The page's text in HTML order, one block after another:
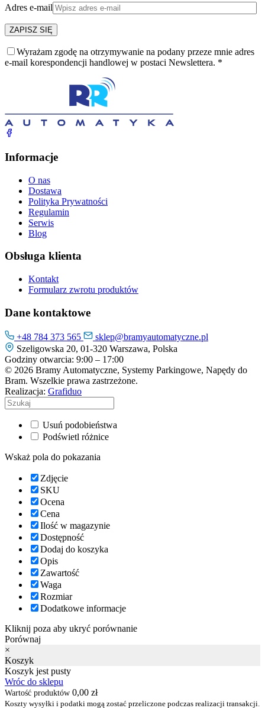
Adres e-mail
Wyrażam zgodę na otrzymywanie na podany przeze mnie adres
e-mail korespondencji handlowej w postaci Newslettera. *
Informacje
O nas
Dostawa
Polityka Prywatności
Regulamin
Serwis
Blog
Obsługa klienta
Kontakt
Formularz zwrotu produktów
Dane kontaktowe
+48 784 373 565
sklep@bramyautomatyczne.pl
Szeligowska 20, 01-320 Warszawa, Polska
Godziny otwarcia: 9:00 – 17:00
© 2026 Bramy Automatyczne, Systemy Parkingowe, Napędy do
Bram. Wszelkie prawa zastrzeżone.
Realizacja: Grafiduo
Usuń podobieństwa
Podświetl różnice
Wskaż pola do pokazania
Zdjęcie
SKU
Ocena
Cena
Ilość w magazynie
Dostępność
Dodaj do koszyka
Opis
Zawartość
Waga
Rozmiar
Dodatkowe informacje
Kliknij poza aby ukryć porównanie
Porównaj
×
Koszyk
Koszyk jest pusty
Wróc do sklepu
Wartość produktów 0,00 zł
Koszty wysyłki i podatki mogą zostać przeliczone podczas realizacji transakcji.